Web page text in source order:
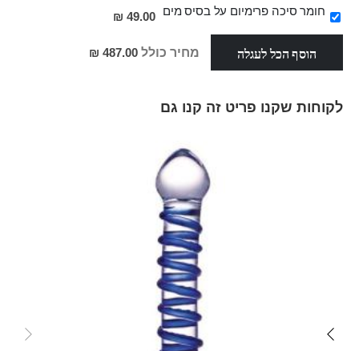
מבצעחומר סיכה פרימיום על בסיס מים
49.00 ₪
הוסף הכל לעגלה מחיר כולל 487.00 ₪
לקוחות שקנו פריט זה קנו גם